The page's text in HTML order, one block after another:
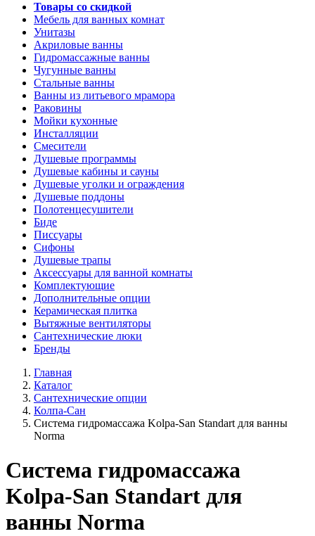
Товары со скидкой
Мебель для ванных комнат
Унитазы
Акриловые ванны
Гидромассажные ванны
Чугунные ванны
Стальные ванны
Ванны из литьевого мрамора
Раковины
Мойки кухонные
Инсталляции
Смесители
Душевые программы
Душевые кабины и сауны
Душевые уголки и ограждения
Душевые поддоны
Полотенцесушители
Биде
Писсуары
Сифоны
Душевые трапы
Аксессуары для ванной комнаты
Комплектующие
Дополнительные опции
Керамическая плитка
Вытяжные вентиляторы
Сантехнические люки
Бренды
Главная
Каталог
Сантехнические опции
Колпа-Сан
Система гидромассажа Kolpa-San Standart для ванны
Norma
Система гидромассажа
Kolpa-San Standart для
ванны Norma